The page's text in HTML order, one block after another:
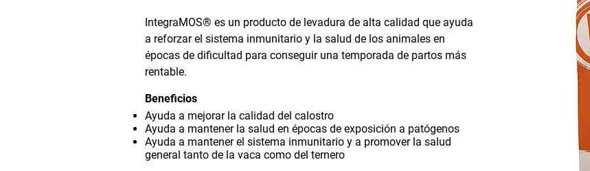
IntegraMOS® es un producto de levadura de alta calidad que ayuda
a reforzar el sistema inmunitario y la salud de los animales en
épocas de dificultad para conseguir una temporada de partos más
rentable.
Beneficios
Ayuda a mejorar la calidad del calostro
Ayuda a mantener la salud en épocas de exposición a patógenos
Ayuda a mantener el sistema inmunitario y a promover la salud
general tanto de la vaca como del ternero